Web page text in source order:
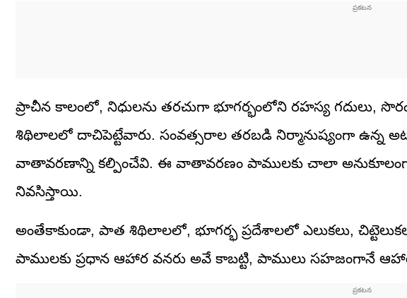
ప్రాచీన కాలంలో, నిధులను తరచుగా భూగర్భంలోని రహస్య గదులు,
శిథిలాలలో దాచిపెట్టేవారు. సంవత్సరాల తరబడి నిర్మానుష్యంగా ఉన్న
వాతావరణాన్ని కల్పించేవి. ఈ వాతావరణం పాములకు చాలా
నివసిస్తాయి.
అంతేకాకుండా, పాత శిథిలాలలో, భూగర్భ ప్రదేశాలలో ఎలుకలు,
పాములకు ప్రధాన ఆహార వనరు అవే కాబట్టి, పాములు సహజంగానే